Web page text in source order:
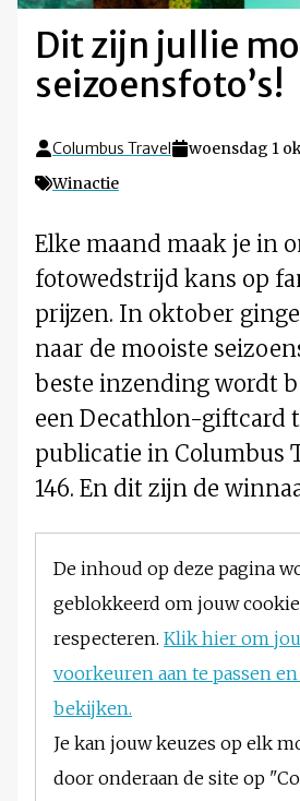
Dit zijn jullie
seizoensfoto’s!
Columbus Travel
woensdag 1
Winactie
Elke maand maak je in
fotowedstrijd kans op
prijzen. In oktober
naar de mooiste
beste inzending wordt
een Decathlon-giftcard
publicatie in Columbus
146. En dit zijn de
De inhoud op deze pagina
geblokkeerd om jouw
respecteren. Klik hier om
voorkeuren aan te passen
bekijken.
Je kan jouw keuzes op elk
door onderaan de site op